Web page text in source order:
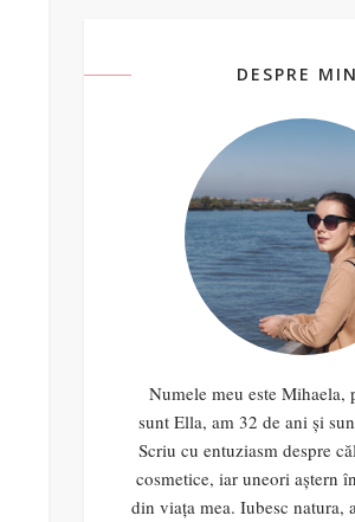
DESPRE
Numele meu este Mihaela,
sunt Ella, am 32 de ani și
Scriu cu entuziasm despre
cosmetice, iar uneori aștern
din viața mea. Iubesc natura,